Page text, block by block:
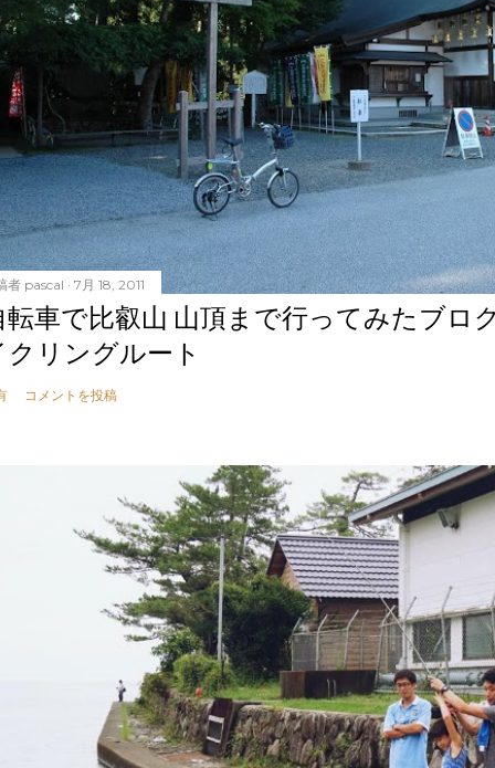
者 pascal 7月 18, 2011
転車で比叡山 山頂まで行ってみたブ
クリングルート
コメントを投稿